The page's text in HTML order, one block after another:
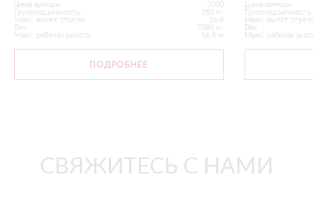
Цена аренды
7000
Грузоподъемность
250 кг
Макс. вылет стрелы
16.8
Вес
7080 кг
Макс. рабочая высота
16.8 м
ПОДРОБНЕЕ
Цена аренды
Грузоподъемность
Макс. вылет
Вес
Макс. рабочая
СВЯЖИТЕСЬ С НАМИ